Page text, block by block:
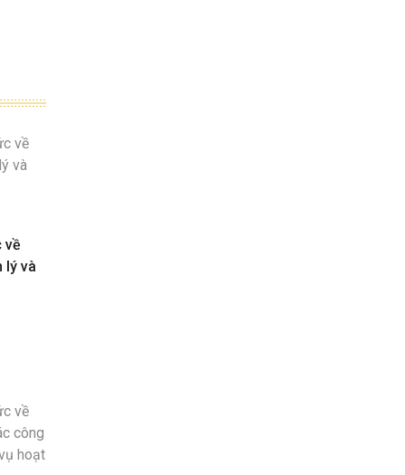
về
lý và